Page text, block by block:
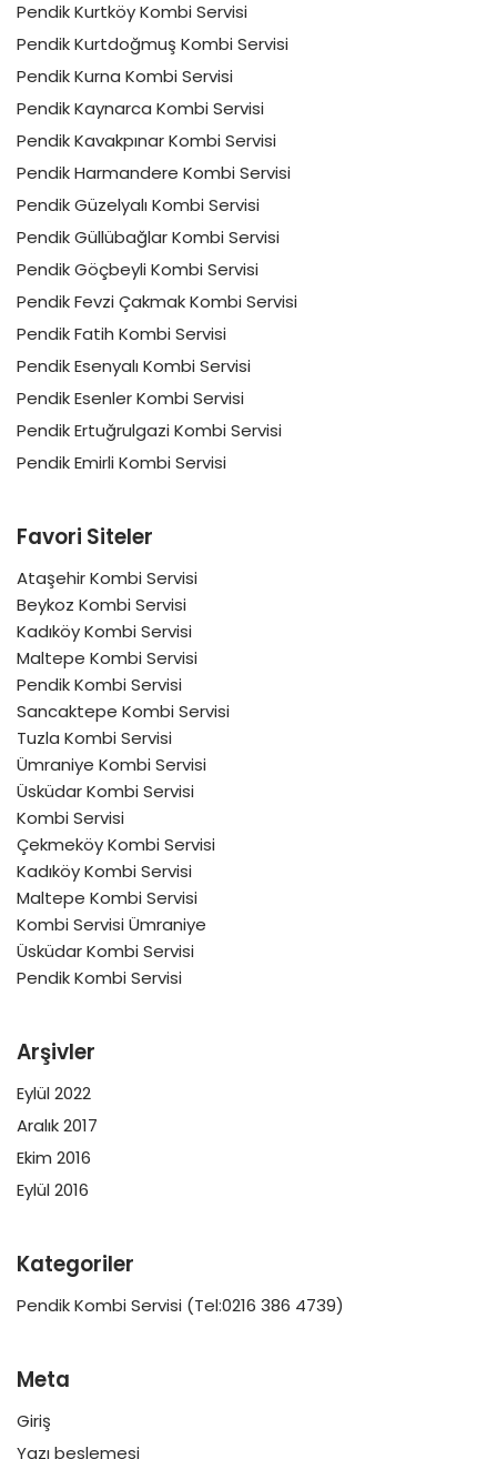
Pendik Kurtköy Kombi Servisi
Pendik Kurtdoğmuş Kombi Servisi
Pendik Kurna Kombi Servisi
Pendik Kaynarca Kombi Servisi
Pendik Kavakpınar Kombi Servisi
Pendik Harmandere Kombi Servisi
Pendik Güzelyalı Kombi Servisi
Pendik Güllübağlar Kombi Servisi
Pendik Göçbeyli Kombi Servisi
Pendik Fevzi Çakmak Kombi Servisi
Pendik Fatih Kombi Servisi
Pendik Esenyalı Kombi Servisi
Pendik Esenler Kombi Servisi
Pendik Ertuğrulgazi Kombi Servisi
Pendik Emirli Kombi Servisi
Favori Siteler
Ataşehir Kombi Servisi
Beykoz Kombi Servisi
Kadıköy Kombi Servisi
Maltepe Kombi Servisi
Pendik Kombi Servisi
Sancaktepe Kombi Servisi
Tuzla Kombi Servisi
Ümraniye Kombi Servisi
Üsküdar Kombi Servisi
Kombi Servisi
Çekmeköy Kombi Servisi
Kadıköy Kombi Servisi
Maltepe Kombi Servisi
Kombi Servisi Ümraniye
Üsküdar Kombi Servisi
Pendik Kombi Servisi
Arşivler
Eylül 2022
Aralık 2017
Ekim 2016
Eylül 2016
Kategoriler
Pendik Kombi Servisi (Tel:0216 386 4739)
Meta
Giriş
Yazı beslemesi